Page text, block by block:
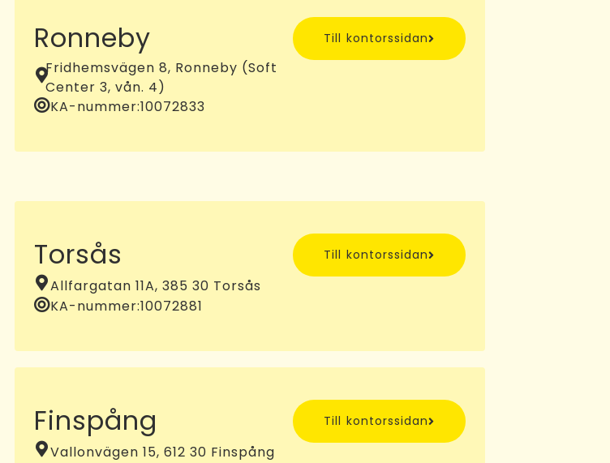
Ronneby
Fridhemsvägen 8, Ronneby (Soft
Center 3, vån. 4)
KA-nummer:10072833
Till kontorssidan
Torsås
Allfargatan 11A, 385 30 Torsås
KA-nummer:10072881
Till kontorssidan
Finspång
Vallonvägen 15, 612 30 Finspång
Till kontorssidan